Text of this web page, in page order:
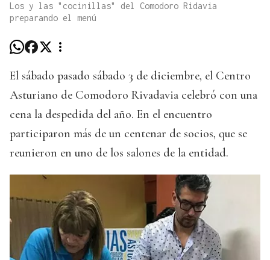
Los y las "cocinillas" del Comodoro Ridavia
preparando el menú
El sábado pasado sábado 3 de diciembre, el Centro
Asturiano de Comodoro Rivadavia celebró con una
cena la despedida del año. En el encuentro
participaron más de un centenar de socios, que se
reunieron en uno de los salones de la entidad.